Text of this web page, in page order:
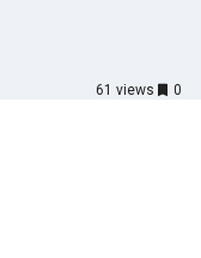
61 views 0